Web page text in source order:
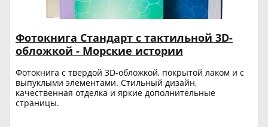
Фотокнига Стандарт с тактильной 3D-
обложкой - Морские истории
Фотокнига с твердой 3D-обложкой, покрытой лаком и с
выпуклыми элементами. Стильный дизайн,
качественная отделка и яркие дополнительные
страницы.